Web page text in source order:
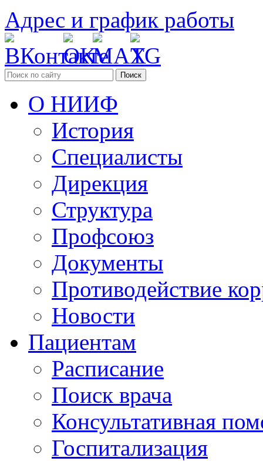
Адрес и график работы
Поиск
О НИИФ
История
Специалисты
Дирекция
Структура
Профсоюз
Документы
Противодействие
Новости
Пациентам
Расписание
Поиск врача
Консультативная
Госпитализация